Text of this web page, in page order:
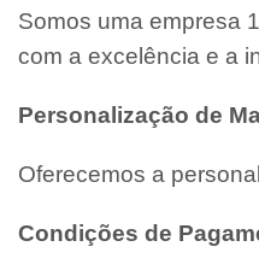
Somos uma empresa
com a excelência e a
Personalização de
Oferecemos a
Condições de